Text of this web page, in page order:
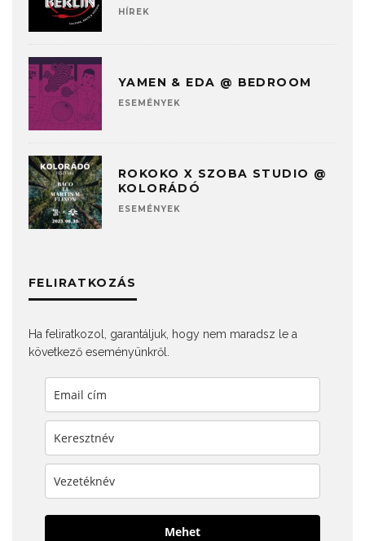
HÍREK
YAMEN & EDA @ BEDROOM
ESEMÉNYEK
ROKOKO X SZOBA STUDIO @
KOLORÁDÓ
ESEMÉNYEK
FELIRATKOZÁS
Ha feliratkozol, garantáljuk, hogy nem maradsz le a
következő eseményünkről.
Mehet